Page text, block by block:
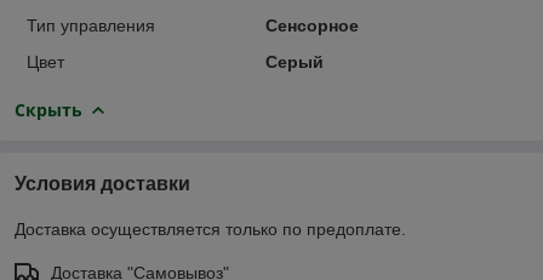
Тип управления
Сенсорное
Цвет
Серый
Скрыть
Условия доставки
Доставка осуществляется только по предоплате.
Доставка "Самовывоз"